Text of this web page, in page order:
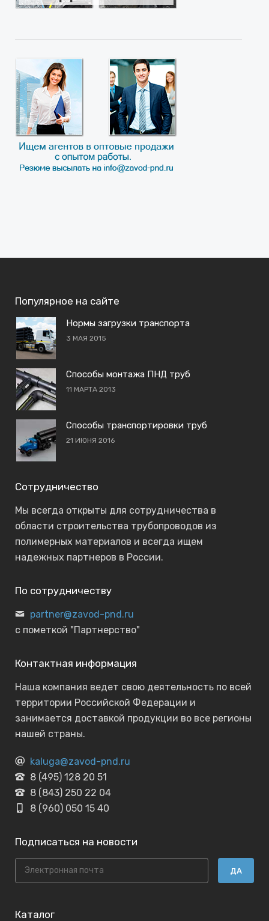
Популярное на сайте
Нормы загрузки транспорта
3 МАЯ 2015
Способы монтажа ПНД труб
11 МАРТА 2013
Способы транспортировки труб
21 ИЮНЯ 2016
Сотрудничество
Мы всегда открыты для сотрудничества в
области строительства трубопроводов из
полимерных материалов и всегда ищем
надежных партнеров в России.
По сотрудничеству
partner@zavod-pnd.ru
с пометкой "Партнерство"
Контактная информация
Наша компания ведет свою деятельность по всей
территории Российской Федерации и
занимается доставкой продукции во все регионы
нашей страны.
kaluga@zavod-pnd.ru
8 (495) 128 20 51
8 (843) 250 22 04
8 (960) 050 15 40
Подписаться на новости
ДА
Каталог